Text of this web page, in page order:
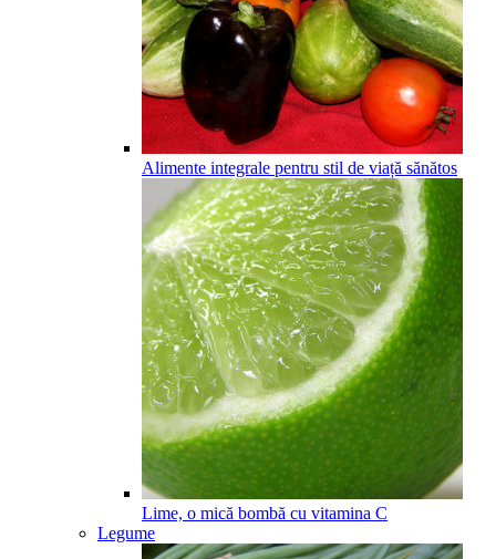
Alimente integrale pentru stil de viață sănătos
Lime, o mică bombă cu vitamina C
Legume